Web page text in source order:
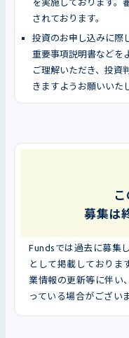
されております。
投資のお申し込みに際
重要事項説明書などを
ご理解いただき、投資
きますようお願いいた
募集は
Fundsでは過去に募集
として掲載しておりま
業情報の更新等に伴い
っている場合がござい